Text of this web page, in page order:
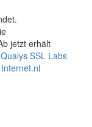
jetzt erhält
Qualys SSL Labs